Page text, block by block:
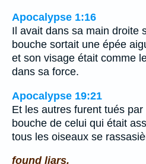
Apocalypse 1:16
Il avait dans sa main droite
bouche sortait une épée
et son visage était comme
dans sa force.
Apocalypse 19:21
Et les autres furent tués
bouche de celui qui était
tous les oiseaux se
found liars.